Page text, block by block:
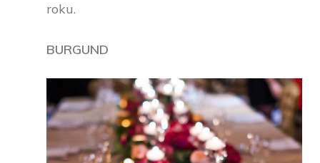
roku.
BURGUND